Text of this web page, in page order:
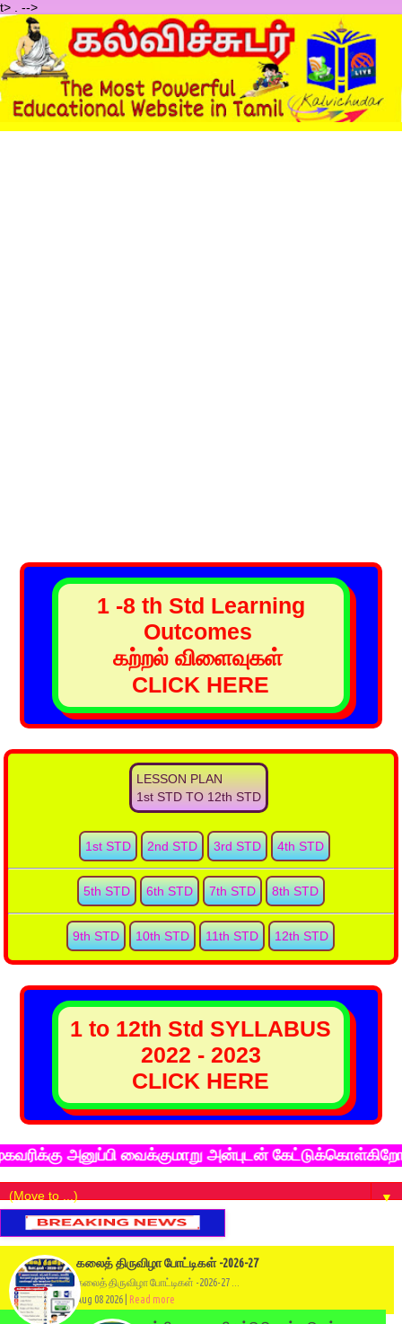
t> -->
1 -8 th Std Learning
Outcomes
கற்றல் விளைவுகள்
CLICK HERE
LESSON PLAN
1st STD TO 12th STD
1st STD 2nd STD 3rd STD 4th STD
5th STD 6th STD 7th STD 8th STD
9th STD 10th STD 11th STD 12th STD
1 to 12th Std SYLLABUS
2022 - 2023
CLICK HERE
அனுப்பி வைக்குமாறு அன்புடன் கேட்டுக்கொள்கிறோம்.
▼
கலைத் திருவிழா போட்டிகள் -2026-27
கலைத் திருவிழா போட்டிகள் -2026-27 ...
Aug 08 2026 |
Read more